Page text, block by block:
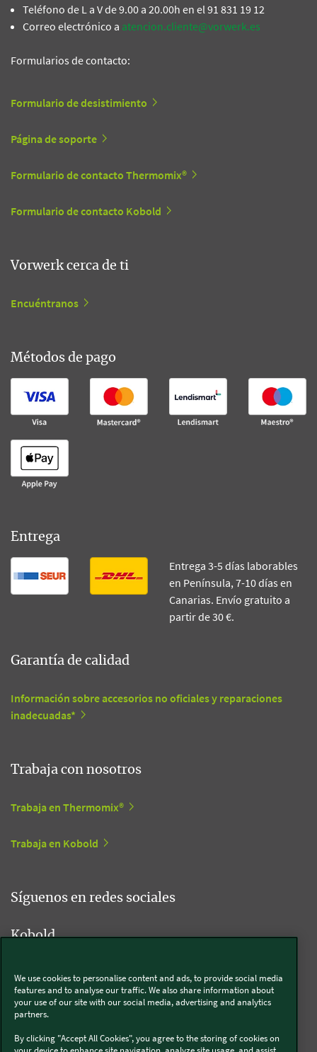
Teléfono de L a V de 9.00 a 20.00h en el 91 831 19 12
Correo electrónico a atencion.cliente@vorwerk.es
Formularios de contacto:
Formulario de desistimiento
Página de soporte
Formulario de contacto Thermomix®
Formulario de contacto Kobold
Vorwerk cerca de ti
Encuéntranos
Métodos de pago
Entrega
Entrega 3-5 días laborables
en Península, 7-10 días en
Canarias. Envío gratuito a
partir de 30 €.
Garantía de calidad
Información sobre accesorios no oficiales y reparaciones
inadecuadas*
Trabaja con nosotros
Trabaja en Thermomix®
Trabaja en Kobold
Síguenos en redes sociales
Kobold
Thermomix®
We use cookies to personalise content and ads, to provide social media
features and to analyse our traffic. We also share information about
your use of our site with our social media, advertising and analytics
partners.
By clicking "Accept All Cookies", you agree to the storing of cookies on